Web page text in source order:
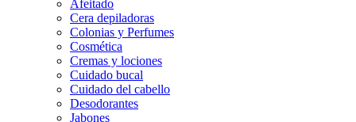
Afeitado
Cera depiladoras
Colonias y Perfumes
Cosmética
Cremas y lociones
Cuidado bucal
Cuidado del cabello
Desodorantes
Jabones